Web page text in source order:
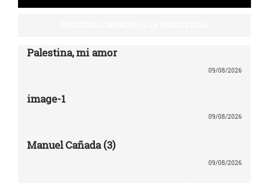
Palestina, mi amor
09/08/2026
image-1
09/08/2026
Manuel Cañada (3)
09/08/2026